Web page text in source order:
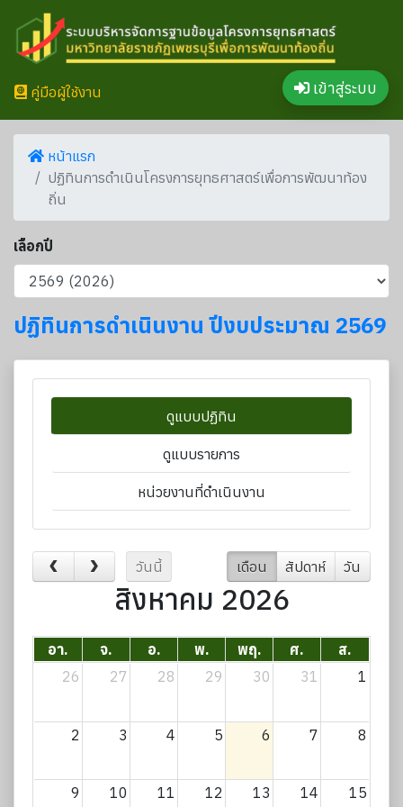
คู่มือผู้ใช้งาน เข้าสู่ระบบ
หน้าแรก
ปฏิทินการดำเนินโครงการยุทธศาสตร์เพื่อการพัฒนาท้อง
ถิ่น
เลือกปี
ปฏิทินการดำเนินงาน ปีงบประมาณ 2569
ดูแบบปฏิทิน
ดูแบบรายการ
หน่วยงานที่ดำเนินงาน
วันนี้ เดือน สัปดาห์ วัน
สิงหาคม 2026
อา. จ. อ. พ. พฤ. ศ.
ส.
26
27 28 29 30 31 1
2 3 4 5 6 7 8
9 10 11 12 13 14 15